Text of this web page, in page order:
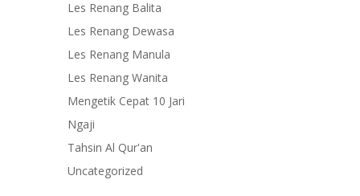
Les Renang Balita
Les Renang Dewasa
Les Renang Manula
Les Renang Wanita
Mengetik Cepat 10 Jari
Ngaji
Tahsin Al Qur'an
Uncategorized